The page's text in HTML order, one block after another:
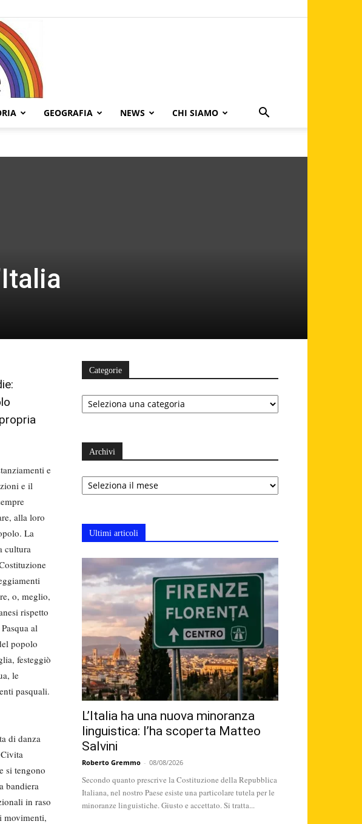
GEOGRAFIA NEWS CHI SIAMO
e
e il
alla loro
La
cultura
o, meglio,
rispetto
al
popolo
festeggiò
le
pasquali.
di danza
si tengono
bandiera
in raso
movimenti,
Categorie
Categorie
Archivi
Archivi
Ultimi articoli
L’Italia ha una nuova minoranza
linguistica: l’ha scoperta Matteo
Salvini
Roberto Gremmo - 08/08/2026
Secondo quanto prescrive la Costituzione della Repubblica
Italiana, nel nostro Paese esiste una particolare tutela per le
minoranze linguistiche. Giusto e accettato. Si tratta...